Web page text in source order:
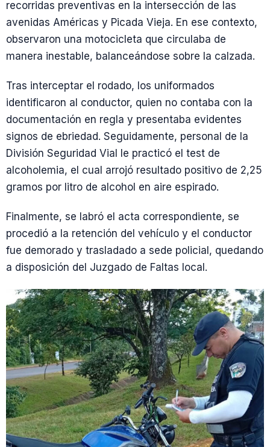
recorridas preventivas en la intersección de las
avenidas Américas y Picada Vieja. En ese contexto,
observaron una motocicleta que circulaba de
manera inestable, balanceándose sobre la calzada.
Tras interceptar el rodado, los uniformados
identificaron al conductor, quien no contaba con la
documentación en regla y presentaba evidentes
signos de ebriedad. Seguidamente, personal de la
División Seguridad Vial le practicó el test de
alcoholemia, el cual arrojó resultado positivo de 2,25
gramos por litro de alcohol en aire espirado.
Finalmente, se labró el acta correspondiente, se
procedió a la retención del vehículo y el conductor
fue demorado y trasladado a sede policial, quedando
a disposición del Juzgado de Faltas local.